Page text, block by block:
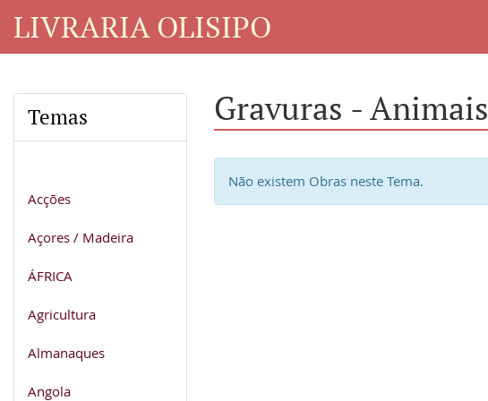
LIVRARIA OLISIPO
Temas
Acções
Açores / Madeira
ÁFRICA
Agricultura
Almanaques
Angola
Gravuras - Animais
Não existem Obras neste Tema.